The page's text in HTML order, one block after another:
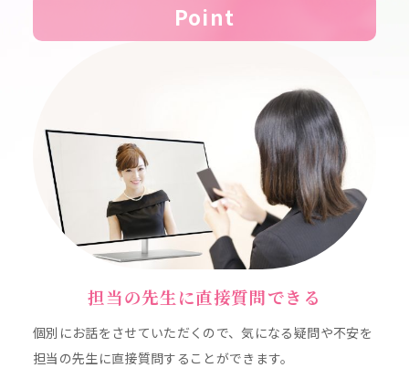
Point
担当の先生に直接質問できる
個別にお話をさせていただくので、気になる疑問や不安を
担当の先生に直接質問することができます。